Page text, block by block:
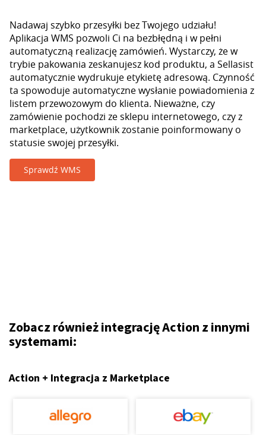
Nadawaj szybko przesyłki bez Twojego udziału!
Aplikacja WMS pozwoli Ci na bezbłędną i w pełni
automatyczną realizację zamówień. Wystarczy, że w
trybie pakowania zeskanujesz kod produktu, a Sellasist
automatycznie wydrukuje etykietę adresową. Czynność
ta spowoduje automatyczne wysłanie powiadomienia z
listem przewozowym do klienta. Nieważne, czy
zamówienie pochodzi ze sklepu internetowego, czy z
marketplace, użytkownik zostanie poinformowany o
statusie swojej przesyłki.
Sprawdź WMS
Zobacz również integrację Action z innymi
systemami:
Action + Integracja z Marketplace